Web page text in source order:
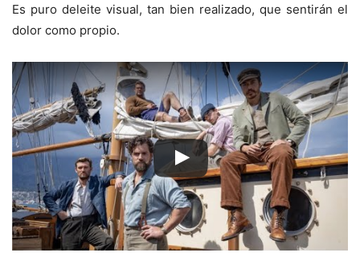
Es puro deleite visual, tan bien realizado, que sentirán el
dolor como propio.